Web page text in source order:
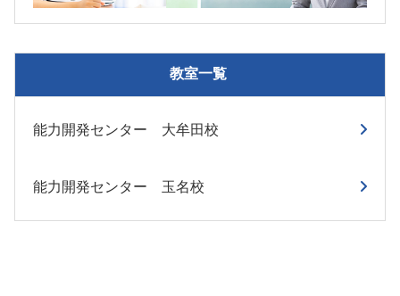
教室一覧
能力開発センター 大牟田校
能力開発センター 玉名校